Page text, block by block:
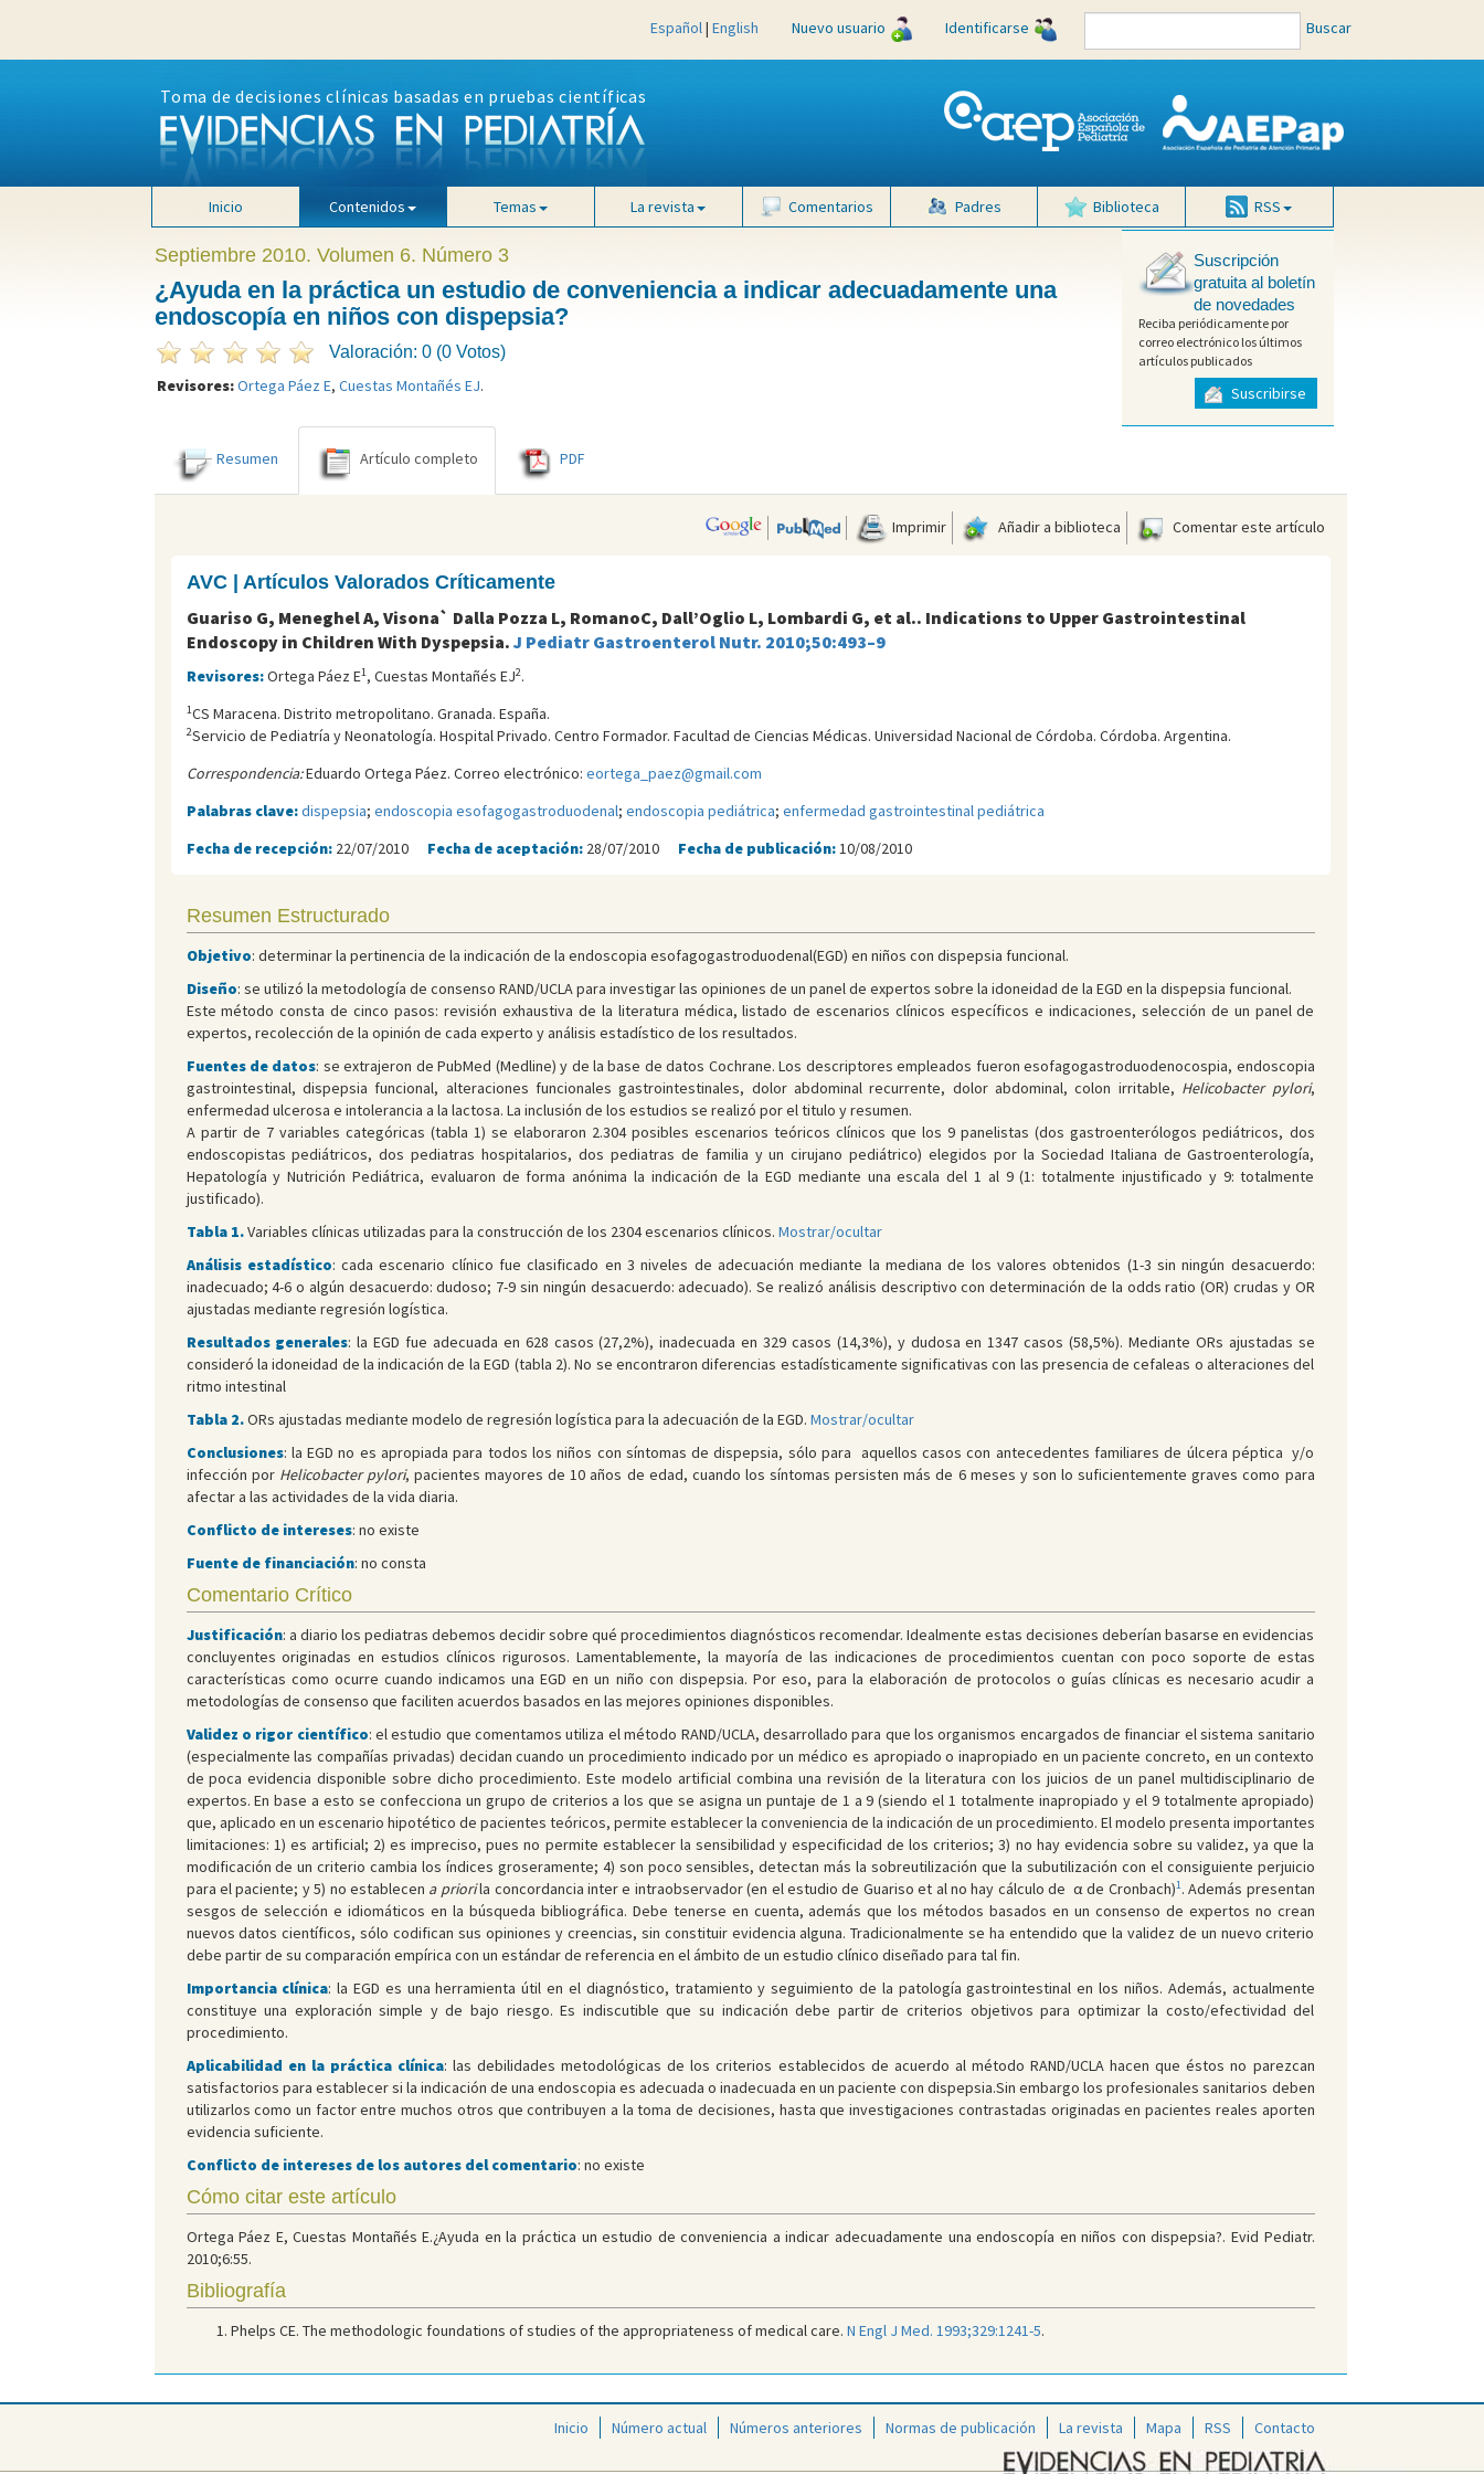
Español| English Nuevo usuario Identificarse Buscar
Toma de decisiones clínicas basadas en pruebas científicas
Inicio Contenidos Temas La revista Comentarios Padres Biblioteca RSS
Septiembre 2010. Volumen 6. Número 3
¿Ayuda en la práctica un estudio de conveniencia a indicar adecuadamente una
endoscopía en niños con dispepsia?
Valoración: 0 (0 Votos)
Revisores:Ortega Páez E, Cuestas Montañés EJ.
Suscripción
gratuita al boletín
de novedades
Reciba periódicamente por
correo electrónico los últimos
artículos publicados
Suscribirse
Resumen Artículo completo PDF
Imprimir Añadir a biblioteca Comentar este artículo
AVC | Artículos Valorados Críticamente
Guariso G, Meneghel A, Visona` Dalla Pozza L, RomanoC, Dall’Oglio L, Lombardi G, et al.. Indications to Upper Gastrointestinal
Endoscopy in Children With Dyspepsia. J Pediatr Gastroenterol Nutr. 2010;50:493–9
Revisores:Ortega Páez E1, Cuestas Montañés EJ2.
1CS Maracena. Distrito metropolitano. Granada. España.
2Servicio de Pediatría y Neonatología. Hospital Privado. Centro Formador. Facultad de Ciencias Médicas. Universidad Nacional de Córdoba. Córdoba. Argentina.
Correspondencia:Eduardo Ortega Páez. Correo electrónico: eortega_paez@gmail.com
Palabras clave:dispepsia; endoscopia esofagogastroduodenal; endoscopia pediátrica; enfermedad gastrointestinal pediátrica
Fecha de recepción: 22/07/2010 Fecha de aceptación: 28/07/2010 Fecha de publicación:10/08/2010
Resumen Estructurado
Objetivo: determinar la pertinencia de la indicación de la endoscopia esofagogastroduodenal(EGD) en niños con dispepsia funcional.
Diseño: se utilizó la metodología de consenso RAND/UCLA para investigar las opiniones de un panel de expertos sobre la idoneidad de la EGD en la dispepsia funcional.
Este método consta de cinco pasos: revisión exhaustiva de la literatura médica, listado de escenarios clínicos específicos e indicaciones, selección de un panel de
expertos, recolección de la opinión de cada experto y análisis estadístico de los resultados.
Fuentes de datos: se extrajeron de PubMed (Medline) y de la base de datos Cochrane. Los descriptores empleados fueron esofagogastroduodenocospia, endoscopia
gastrointestinal, dispepsia funcional, alteraciones funcionales gastrointestinales, dolor abdominal recurrente, dolor abdominal, colon irritable, Helicobacter pylori,
enfermedad ulcerosa e intolerancia a la lactosa. La inclusión de los estudios se realizó por el titulo y resumen.
A partir de 7 variables categóricas (tabla 1) se elaboraron 2.304 posibles escenarios teóricos clínicos que los 9 panelistas (dos gastroenterólogos pediátricos, dos
endoscopistas pediátricos, dos pediatras hospitalarios, dos pediatras de familia y un cirujano pediátrico) elegidos por la Sociedad Italiana de Gastroenterología,
Hepatología y Nutrición Pediátrica, evaluaron de forma anónima la indicación de la EGD mediante una escala del 1 al 9 (1: totalmente injustificado y 9: totalmente
justificado).
Tabla 1.Variables clínicas utilizadas para la construcción de los 2304 escenarios clínicos. Mostrar/ocultar
Análisis estadístico: cada escenario clínico fue clasificado en 3 niveles de adecuación mediante la mediana de los valores obtenidos (1-3 sin ningún desacuerdo:
inadecuado; 4-6 o algún desacuerdo: dudoso; 7-9 sin ningún desacuerdo: adecuado). Se realizó análisis descriptivo con determinación de la odds ratio (OR) crudas y OR
ajustadas mediante regresión logística.
Resultados generales: la EGD fue adecuada en 628 casos (27,2%), inadecuada en 329 casos (14,3%), y dudosa en 1347 casos (58,5%). Mediante ORs ajustadas se
consideró la idoneidad de la indicación de la EGD (tabla 2). No se encontraron diferencias estadísticamente significativas con las presencia de cefaleas o alteraciones del
ritmo intestinal
Tabla 2.ORs ajustadas mediante modelo de regresión logística para la adecuación de la EGD. Mostrar/ocultar
Conclusiones: la EGD no es apropiada para todos los niños con síntomas de dispepsia, sólo para aquellos casos con antecedentes familiares de úlcera péptica y/o
infección por Helicobacter pylori, pacientes mayores de 10 años de edad, cuando los síntomas persisten más de 6 meses y son lo suficientemente graves como para
afectar a las actividades de la vida diaria.
Conflicto de intereses: no existe
Fuente de financiación: no consta
Comentario Crítico
Justificación: a diario los pediatras debemos decidir sobre qué procedimientos diagnósticos recomendar. Idealmente estas decisiones deberían basarse en evidencias
concluyentes originadas en estudios clínicos rigurosos. Lamentablemente, la mayoría de las indicaciones de procedimientos cuentan con poco soporte de estas
características como ocurre cuando indicamos una EGD en un niño con dispepsia. Por eso, para la elaboración de protocolos o guías clínicas es necesario acudir a
metodologías de consenso que faciliten acuerdos basados en las mejores opiniones disponibles.
Validez o rigor científico: el estudio que comentamos utiliza el método RAND/UCLA, desarrollado para que los organismos encargados de financiar el sistema sanitario
(especialmente las compañías privadas) decidan cuando un procedimiento indicado por un médico es apropiado o inapropiado en un paciente concreto, en un contexto
de poca evidencia disponible sobre dicho procedimiento. Este modelo artificial combina una revisión de la literatura con los juicios de un panel multidisciplinario de
expertos. En base a esto se confecciona un grupo de criterios a los que se asigna un puntaje de 1 a 9 (siendo el 1 totalmente inapropiado y el 9 totalmente apropiado)
que, aplicado en un escenario hipotético de pacientes teóricos, permite establecer la conveniencia de la indicación de un procedimiento. El modelo presenta importantes
limitaciones: 1) es artificial; 2) es impreciso, pues no permite establecer la sensibilidad y especificidad de los criterios; 3) no hay evidencia sobre su validez, ya que la
modificación de un criterio cambia los índices groseramente; 4) son poco sensibles, detectan más la sobreutilización que la subutilización con el consiguiente perjuicio
para el paciente; y 5) no establecen a priorila concordancia inter e intraobservador (en el estudio de Guariso et al no hay cálculo de α de Cronbach)1. Además presentan
sesgos de selección e idiomáticos en la búsqueda bibliográfica. Debe tenerse en cuenta, además que los métodos basados en un consenso de expertos no crean
nuevos datos científicos, sólo codifican sus opiniones y creencias, sin constituir evidencia alguna. Tradicionalmente se ha entendido que la validez de un nuevo criterio
debe partir de su comparación empírica con un estándar de referencia en el ámbito de un estudio clínico diseñado para tal fin.
Importancia clínica: la EGD es una herramienta útil en el diagnóstico, tratamiento y seguimiento de la patología gastrointestinal en los niños. Además, actualmente
constituye una exploración simple y de bajo riesgo. Es indiscutible que su indicación debe partir de criterios objetivos para optimizar la costo/efectividad del
procedimiento.
Aplicabilidad en la práctica clínica: las debilidades metodológicas de los criterios establecidos de acuerdo al método RAND/UCLA hacen que éstos no parezcan
satisfactorios para establecer si la indicación de una endoscopia es adecuada o inadecuada en un paciente con dispepsia.Sin embargo los profesionales sanitarios deben
utilizarlos como un factor entre muchos otros que contribuyen a la toma de decisiones, hasta que investigaciones contrastadas originadas en pacientes reales aporten
evidencia suficiente.
Conflicto de intereses de los autores del comentario: no existe
Cómo citar este artículo
Ortega Páez E, Cuestas Montañés E.¿Ayuda en la práctica un estudio de conveniencia a indicar adecuadamente una endoscopía en niños con dispepsia?. Evid Pediatr.
2010;6:55.
Bibliografía
Phelps CE. The methodologic foundations of studies of the appropriateness of medical care. N Engl J Med. 1993;329:1241-5.
Inicio Número actual Números anteriores Normas de publicación La revista Mapa RSS Contacto